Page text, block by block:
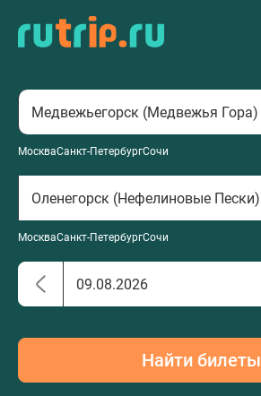
МоскваСанкт-ПетербургСочи
МоскваСанкт-ПетербургСочи
Найти билеты